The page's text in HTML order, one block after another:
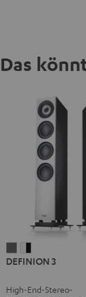
Das
3
3
/
DEFINION 3
High-End-Stereo-